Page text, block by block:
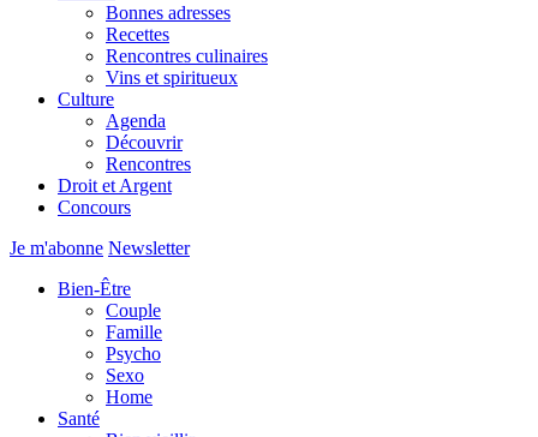
Bonnes adresses
Recettes
Rencontres culinaires
Vins et spiritueux
Culture
Agenda
Découvrir
Rencontres
Droit et Argent
Concours
Je m'abonne Newsletter
Bien-Être
Couple
Famille
Psycho
Sexo
Home
Santé